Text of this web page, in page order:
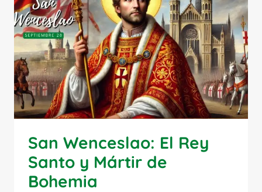
San Wenceslao: El Rey
Santo y Mártir de
Bohemia